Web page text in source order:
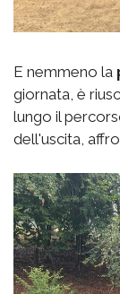
E nemmeno la
giornata, è
lungo il
dell'uscita,